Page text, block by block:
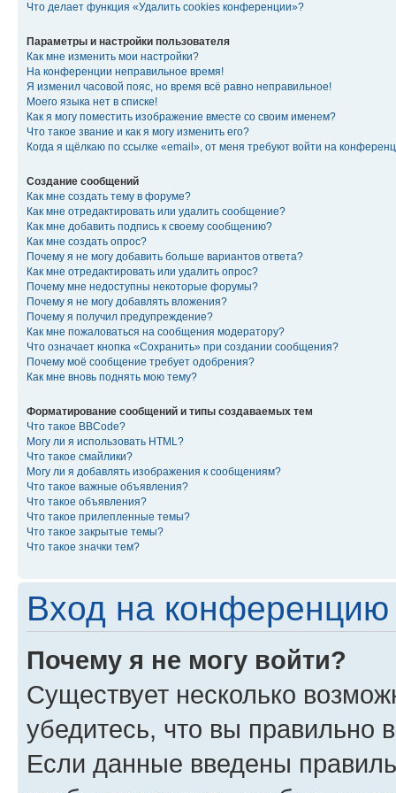
Что делает функция «Удалить cookies конференции»?
Параметры и настройки пользователя
Как мне изменить мои настройки?
На конференции неправильное время!
Я изменил часовой пояс, но время всё равно неправильное!
Моего языка нет в списке!
Как я могу поместить изображение вместе со своим именем?
Что такое звание и как я могу изменить его?
Когда я щёлкаю по ссылке «email», от меня требуют войти на
Создание сообщений
Как мне создать тему в форуме?
Как мне отредактировать или удалить сообщение?
Как мне добавить подпись к своему сообщению?
Как мне создать опрос?
Почему я не могу добавить больше вариантов ответа?
Как мне отредактировать или удалить опрос?
Почему мне недоступны некоторые форумы?
Почему я не могу добавлять вложения?
Почему я получил предупреждение?
Как мне пожаловаться на сообщения модератору?
Что означает кнопка «Сохранить» при создании сообщения?
Почему моё сообщение требует одобрения?
Как мне вновь поднять мою тему?
Форматирование сообщений и типы создаваемых тем
Что такое BBCode?
Могу ли я использовать HTML?
Что такое смайлики?
Могу ли я добавлять изображения к сообщениям?
Что такое важные объявления?
Что такое объявления?
Что такое прилепленные темы?
Что такое закрытые темы?
Что такое значки тем?
Вход на конференцию
Почему я не могу войти?
Существует несколько
убедитесь, что вы правильно
Если данные введены